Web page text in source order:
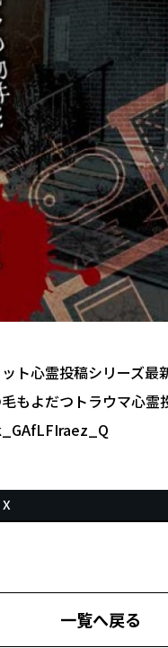
ト心霊投稿シリーズ
もよだつトラウマ心
X
一覧へ戻る